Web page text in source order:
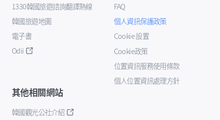
1330韓國旅遊諮詢翻譯熱線
韓國旅遊地圖
電子書
Odii
FAQ
個人資訊保護政策
Cookie 設置
Cookie政策
位置資訊服務使用條款
個人位置資訊處理方針
其他相關網站
韓國觀光公社介紹